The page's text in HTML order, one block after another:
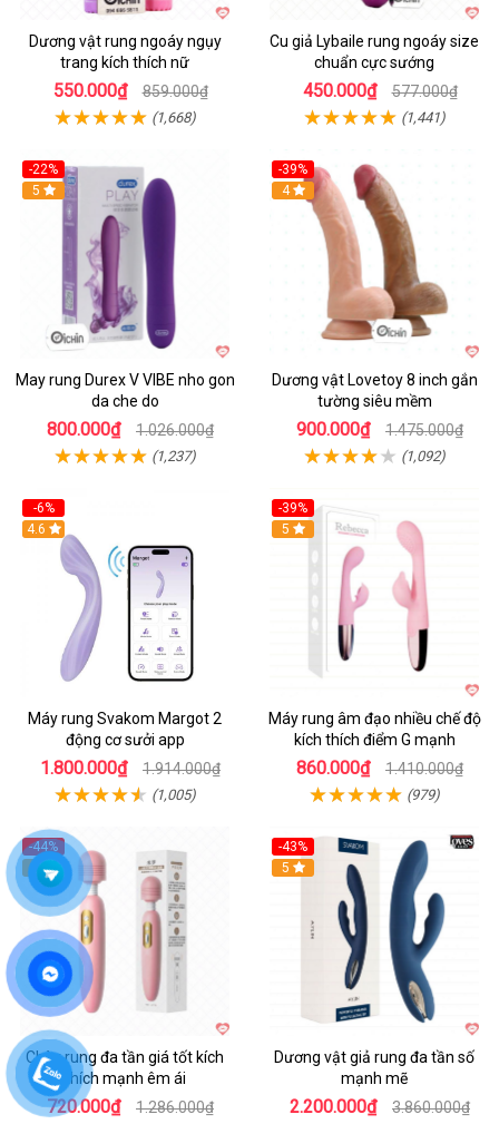
Dương vật rung ngoáy ngụy
trang kích thích nữ
550.000₫ 859.000₫
(1,668)
Cu giả Lybaile rung ngoáy size
chuẩn cực sướng
450.000₫ 577.000₫
(1,441)
-22%
Hot
5
May rung Durex V VIBE nho gon
da che do
800.000₫ 1.026.000₫
(1,237)
-39%
Hot
4
Dương vật Lovetoy 8 inch gắn
tường siêu mềm
900.000₫ 1.475.000₫
(1,092)
-6%
4.6
Máy rung Svakom Margot 2
động cơ sưởi app
1.800.000₫ 1.914.000₫
(1,005)
-39%
Hot
5
Máy rung âm đạo nhiều chế độ
kích thích điểm G mạnh
860.000₫ 1.410.000₫
(979)
-44%
Hot
5
Chày rung đa tần giá tốt kích
thích mạnh êm ái
720.000₫ 1.286.000₫
-43%
Hot
5
Dương vật giả rung đa tần số
mạnh mẽ
2.200.000₫ 3.860.000₫